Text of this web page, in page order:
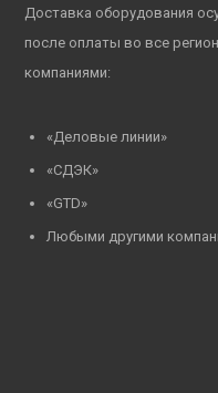
Доставка оборудования
после оплаты во все
компаниями:
«Деловые линии»
«СДЭК»
«GTD»
Любыми другими